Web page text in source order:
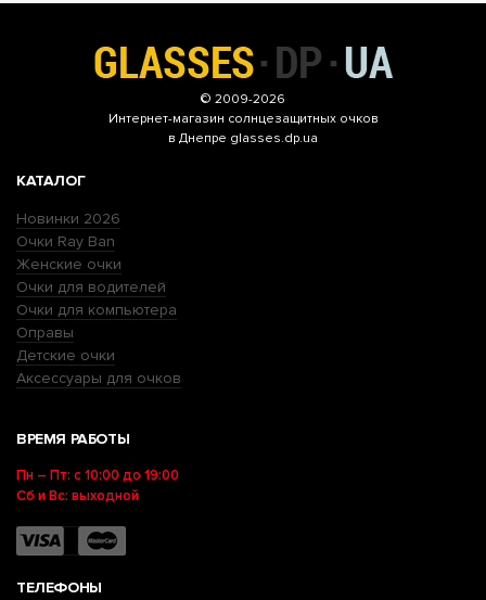
© 2009-2026
Интернет-магазин солнцезащитных очков
в Днепре glasses.dp.ua
КАТАЛОГ
Новинки 2026
Очки Ray Ban
Женские очки
Очки для водителей
Очки для компьютера
Оправы
Детские очки
Аксессуары для очков
ВРЕМЯ РАБОТЫ
Пн – Пт: с 10:00 до 19:00
Сб и Вс: выходной
ТЕЛЕФОНЫ